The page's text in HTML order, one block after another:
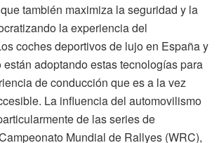
también maximiza la seguridad y la
la experiencia del
coches deportivos de lujo en España y
adoptando estas tecnologías para
de conducción que es a la vez
La influencia del automovilismo
de las series de
Mundial de Rallyes (WRC),